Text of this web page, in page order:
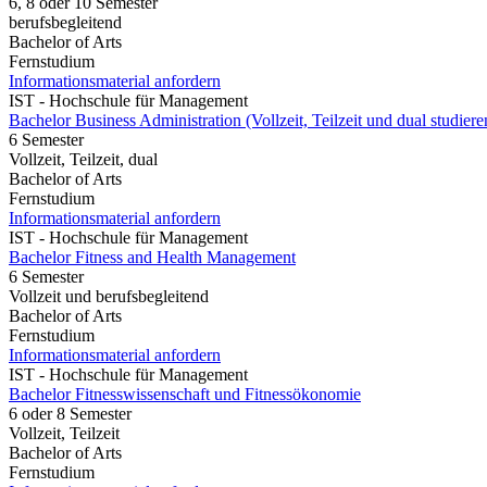
berufsbegleitend
Bachelor of Arts
Fernstudium
Informationsmaterial anfordern
IST - Hochschule für Management
Bachelor Business Administration (Vollzeit, Teilzeit und dual
6 Semester
Vollzeit, Teilzeit, dual
Bachelor of Arts
Fernstudium
Informationsmaterial anfordern
IST - Hochschule für Management
Bachelor Fitness and Health Management
6 Semester
Vollzeit und berufsbegleitend
Bachelor of Arts
Fernstudium
Informationsmaterial anfordern
IST - Hochschule für Management
Bachelor Fitnesswissenschaft und Fitnessökonomie
6 oder 8 Semester
Vollzeit, Teilzeit
Bachelor of Arts
Fernstudium